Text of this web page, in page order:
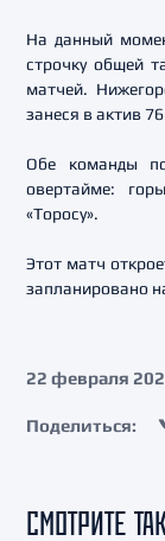
На данный
строчку общей
матчей.
занеся в актив
Обе команды
овертайме:
«Торосу».
Этот матч
запланировано
22 февраля
Поделиться:
СМОТРИТЕ